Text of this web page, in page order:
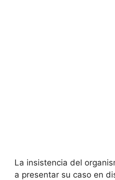
La insistencia del
a presentar su caso en